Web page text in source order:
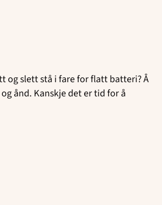
og slett stå i fare for flatt batteri? Å
ånd. Kanskje det er tid for å